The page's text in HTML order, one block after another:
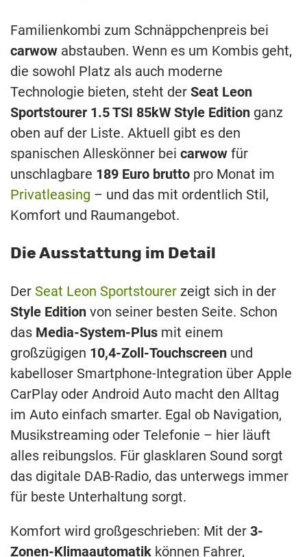
Familienkombi zum Schnäppchenpreis bei
carwow abstauben. Wenn es um Kombis geht,
die sowohl Platz als auch moderne
Technologie bieten, steht der Seat Leon
Sportstourer 1.5 TSI 85kW Style Edition ganz
oben auf der Liste. Aktuell gibt es den
spanischen Alleskönner bei carwow für
unschlagbare 189 Euro brutto pro Monat im
Privatleasing – und das mit ordentlich Stil,
Komfort und Raumangebot.
Die Ausstattung im Detail
Der Seat Leon Sportstourer zeigt sich in der
Style Edition von seiner besten Seite. Schon
das Media-System-Plus mit einem
großzügigen 10,4-Zoll-Touchscreen und
kabelloser Smartphone-Integration über Apple
CarPlay oder Android Auto macht den Alltag
im Auto einfach smarter. Egal ob Navigation,
Musikstreaming oder Telefonie – hier läuft
alles reibungslos. Für glasklaren Sound sorgt
das digitale DAB-Radio, das unterwegs immer
für beste Unterhaltung sorgt.
Komfort wird großgeschrieben: Mit der 3-
Zonen-Klimaautomatik können Fahrer,